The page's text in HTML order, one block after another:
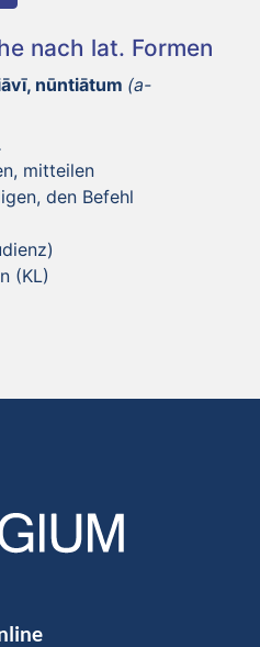
nach lat. Formen
nūntiātum (a-
mitteilen
den Befehl
(KL)